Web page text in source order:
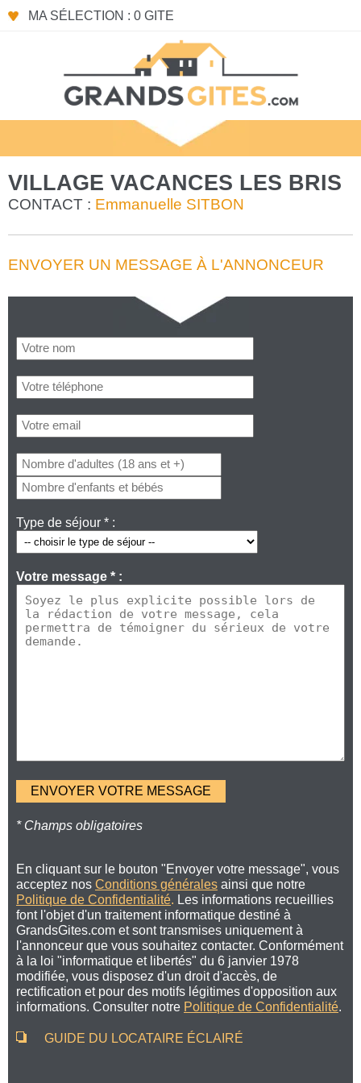
MA SÉLECTION : 0 GITE
VILLAGE VACANCES LES BRIS
CONTACT : Emmanuelle SITBON
ENVOYER UN MESSAGE À L'ANNONCEUR
Type de séjour * :
Votre message * :
* Champs obligatoires
En cliquant sur le bouton "Envoyer votre message", vous
acceptez nos Conditions générales ainsi que notre
Politique de Confidentialité. Les informations recueillies
font l'objet d'un traitement informatique destiné à
GrandsGites.com et sont transmises uniquement à
l'annonceur que vous souhaitez contacter. Conformément
à la loi "informatique et libertés" du 6 janvier 1978
modifiée, vous disposez d'un droit d'accès, de
rectification et pour des motifs légitimes d'opposition aux
informations. Consulter notre Politique de Confidentialité.
GUIDE DU LOCATAIRE ÉCLAIRÉ